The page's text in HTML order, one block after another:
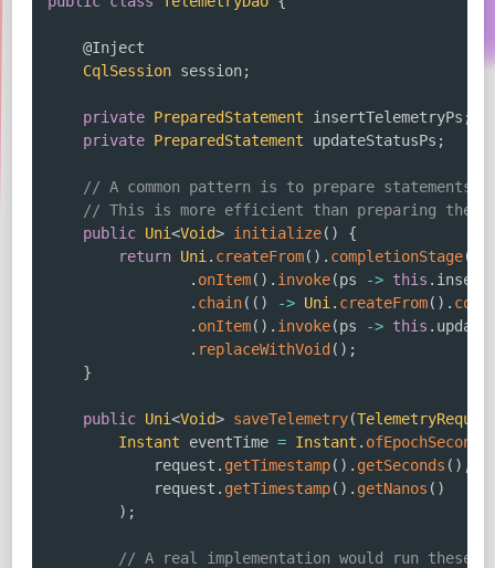
@Inject
CqlSession session;
private PreparedStatement insertTelemetryPs ;
private PreparedStatement updateStatusPs ;
// A common pattern is to prepare
// This is more efficient than preparing them
public Uni<Void> initialize( )
{
return Uni . createFrom( ) . completionStage(
. onItem( ) . invoke(ps -> this .
. chain( ( ) -> Uni . createFrom( ) .
. onItem( ) . invoke(ps -> this .
. replaceWithVoid ( ) ;
}
public Uni<Void> saveTelemetry(
Instant eventTime = Instant . ofEpochSecond
            request
. getTimestamp( ) . getSeconds ( ) ,
            request
. getTimestamp( ) . getNanos ( )
) ;
// A real implementation would run these